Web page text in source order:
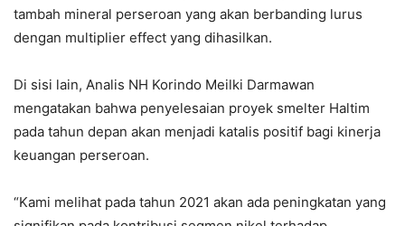
tambah mineral perseroan yang akan berbanding lurus
dengan multiplier effect yang dihasilkan.
Di sisi lain, Analis NH Korindo Meilki Darmawan
mengatakan bahwa penyelesaian proyek smelter Haltim
pada tahun depan akan menjadi katalis positif bagi kinerja
keuangan perseroan.
“Kami melihat pada tahun 2021 akan ada peningkatan yang